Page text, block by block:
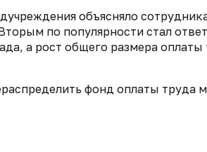
объясняло
по популярности стал
а рост общего размера оплаты
фонд оплаты труда